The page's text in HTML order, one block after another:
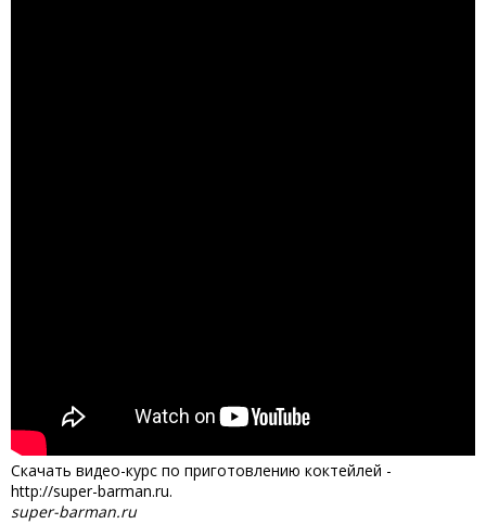
Скачать видео-курс по приготовлению коктейлей -
http://super-barman.ru.
super-barman.ru